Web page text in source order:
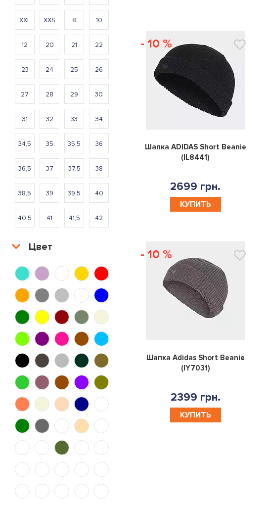
XXL XXS 8 10
12 20 21 22
23 24 25 26
27 28 29 30
31 32 33 34
34,5 35 35,5 36
36,5 37 37,5 38
38,5 39 39,5 40
40,5 41 41,5 42
42,5
44,5 45 46 46,5
47 48 50 52
54 56 58 140
74 80 86 92
98 104 110 116
128 152 164 176
8.5 10.5 7.5 X
43.5 44.5 38.5 40.5
46.5 37.5 40/34 42.5
Цвет
- 10 %
0
Шапка ADIDAS Short Beanie
(IL8441)
2699 грн.
КУПИТЬ
- 10 %
0
Шапка Adidas Short Beanie
(IY7031)
2399 грн.
КУПИТЬ